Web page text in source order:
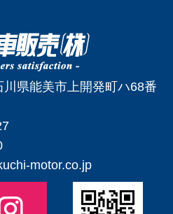
川県能美市上開発町ハ68番
motor.co.jp